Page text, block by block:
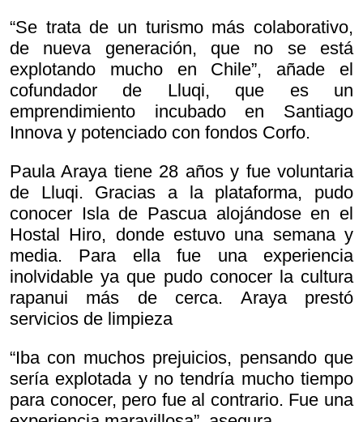
“Se trata de un turismo más colaborativo,
de nueva generación, que no se está
explotando mucho en Chile”, añade el
cofundador de Lluqi, que es un
emprendimiento incubado en Santiago
Innova y potenciado con fondos Corfo.
Paula Araya tiene 28 años y fue voluntaria
de Lluqi. Gracias a la plataforma, pudo
conocer Isla de Pascua alojándose en el
Hostal Hiro, donde estuvo una semana y
media. Para ella fue una experiencia
inolvidable ya que pudo conocer la cultura
rapanui más de cerca. Araya prestó
servicios de limpieza
“Iba con muchos prejuicios, pensando que
sería explotada y no tendría mucho tiempo
para conocer, pero fue al contrario. Fue una